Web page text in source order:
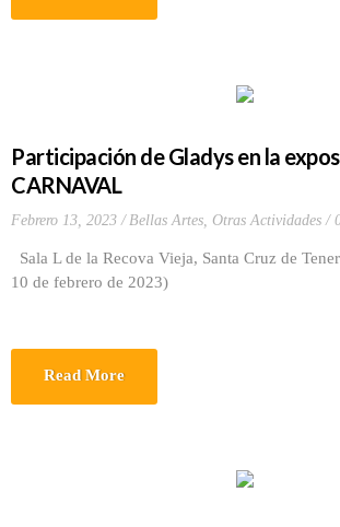
Participación de Gladys en la
CARNAVAL
Febrero 13, 2023 Bellas Artes, Otras Actividades
Sala L de la Recova Vieja, Santa Cruz de
10 de febrero de 2023)
Read More